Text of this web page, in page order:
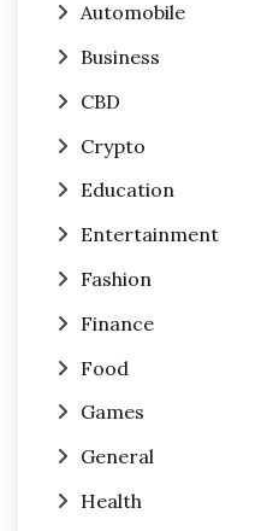
Automobile
Business
CBD
Crypto
Education
Entertainment
Fashion
Finance
Food
Games
General
Health